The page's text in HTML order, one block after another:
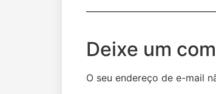
Deixe um
O seu endereço de e-mail